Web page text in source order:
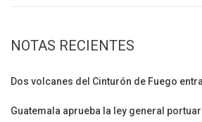
NOTAS RECIENTES
Dos volcanes del Cinturón de Fuego
Guatemala aprueba la ley general